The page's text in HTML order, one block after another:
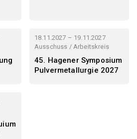
18.11.2027 – 19.11.2027
Ausschuss / Arbeitskreis
45. Hagener Symposium
Pulvermetallurgie 2027